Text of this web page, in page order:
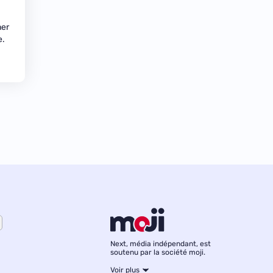
Next, média indépendant, est
soutenu par la société moji.
Voir plus